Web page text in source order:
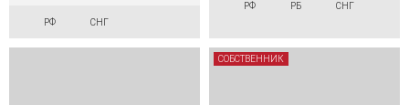
РФ СНГ
РФ РБ СНГ
СОБСТВЕННИК